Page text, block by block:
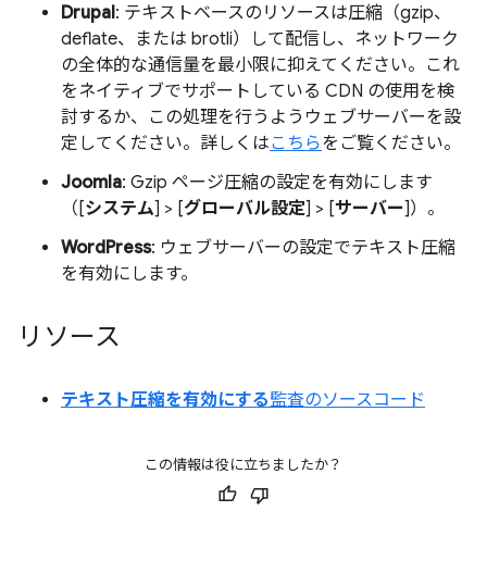
Drupal: テキストベースのリソースは圧縮（gzip、
deflate、または brotli）して配信し、ネットワーク
の全体的な通信量を最小限に抑えてください。これ
をネイティブでサポートしている CDN の使用を検
討するか、この処理を行うようウェブサーバーを設
定してください。詳しくはこちらをご覧ください。
Joomla: Gzip ページ圧縮の設定を有効にします
（[システム] > [グローバル設定] > [サーバー]）。
WordPress: ウェブサーバーの設定でテキスト圧縮
を有効にします。
リソース
テキスト圧縮を有効にする監査のソースコード
この情報は役に立ちましたか？